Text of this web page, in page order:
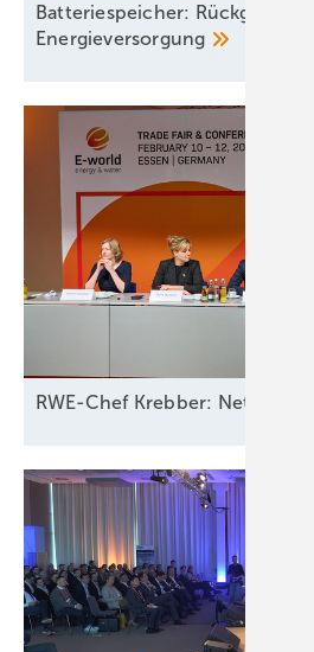
Batteriespeicher: Rückgrat
Energieversorgung
RWE-Chef Krebber: